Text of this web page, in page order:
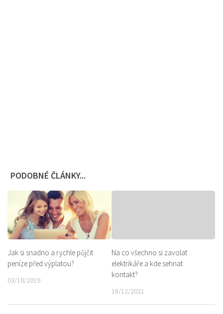
PODOBNÉ ČLÁNKY...
Jak si snadno a rychle půjčit
peníze před výplatou?
03/10/2019
Na co všechno si zavolat
elektrikáře a kde sehnat
kontakt?
18/12/2021